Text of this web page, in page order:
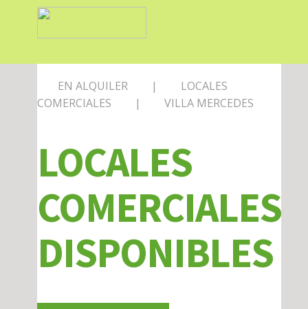
HOME
EN ALQUILER |
LOCALES
COMERCIALES
| VILLA MERCEDES
LOCALES
COMERCIALES
DISPONIBLES